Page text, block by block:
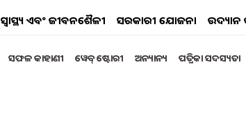
ସ୍ୱାସ୍ଥ୍ୟ ଏବଂ ଜୀବନଶୈଳୀ ସରକାରୀ ଯୋଜନା ଉଦ୍ୟାନ
ସଫଳ କାହାଣୀ ୱେବ୍ ଷ୍ଟୋରୀ ଅନ୍ୟାନ୍ୟ ପତ୍ରିକା ସଦସ୍ୟତା